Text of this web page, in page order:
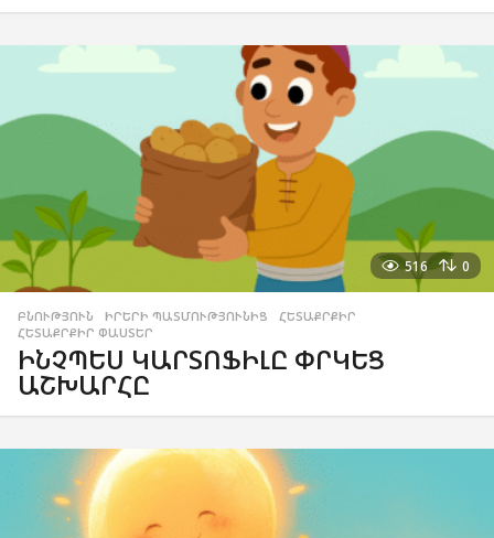
516 0
ԲՆՈՒԹՅՈՒՆ ,ԻՐԵՐԻ ՊԱՏՄՈՒԹՅՈՒՆԻՑ ,ՀԵՏԱՔՐՔԻՐ
ՀԵՏԱՔՐՔԻՐ ՓԱՍՏԵՐ
ԻՆՉՊԵՍ ԿԱՐՏՈՖԻԼԸ ՓՐԿԵՑ
ԱՇԽԱՐՀԸ